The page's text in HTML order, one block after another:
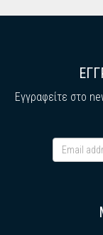
Εγγραφείτε στο